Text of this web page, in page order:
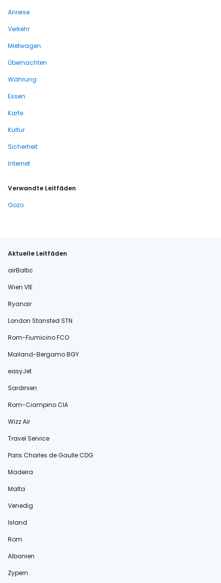
Anreise
Verkehr
Mietwagen
Übernachten
Währung
Essen
Karte
Kultur
Sicherheit
Internet
Verwandte Leitfäden
Gozo
Aktuelle Leitfäden
airBaltic
Wien VIE
Ryanair
London Stansted STN
Rom-Fiumicino FCO
Mailand-Bergamo BGY
easyJet
Sardinien
Rom-Ciampino CIA
Wizz Air
Travel Service
Paris Charles de Gaulle CDG
Madeira
Malta
Venedig
Island
Rom
Albanien
Zypern